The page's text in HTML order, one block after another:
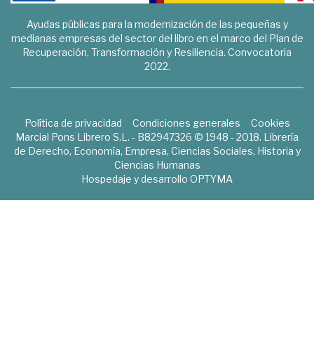
Ayudas públicas para la modernización de las pequeñas y
medianas empresas del sector del libro en el marco del Plan de
Recuperación, Transformación y Resiliencia. Convocatoria
2022.
Política de privacidad Condiciones generales
Cookies
Marcial Pons Librero S.L. - B82947326 © 1948 - 2018. Librería
de Derecho, Economía, Empresa, Ciencias Sociales, Historia y
Ciencias Humanas
Hospedaje y desarrollo OPTYMA